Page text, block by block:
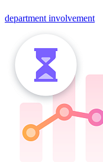
department involvement